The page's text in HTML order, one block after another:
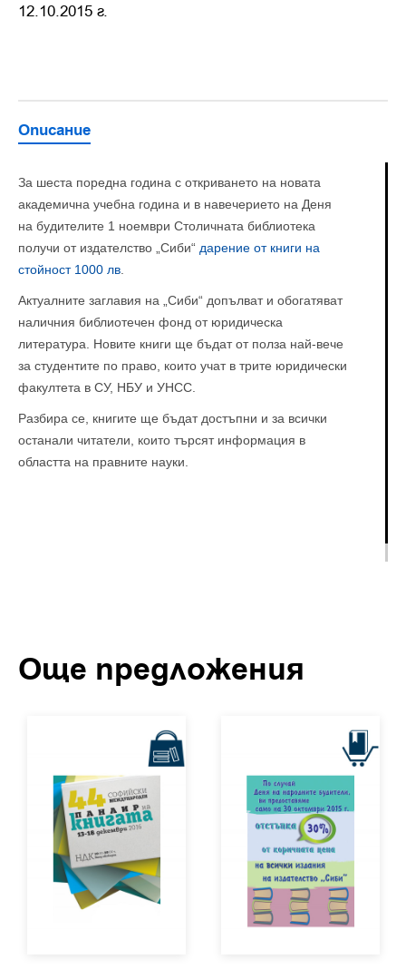
12.10.2015 г.
Описание
За шеста поредна година с откриването на новата
академична учебна година и в навечерието на Деня
на будителите 1 ноември Столичната библиотека
получи от издателство „Сиби“ дарение от книги на
стойност 1000 лв
Актуалните заглавия на „Сиби“ допълват и обогатяват
наличния библиотечен фонд от юридическа
литература. Новите книги ще бъдат от полза най-вече
за студентите по право, които учат в трите юридически
факултета в СУ, НБУ и УНСС.
Разбира се, книгите ще бъдат достъпни и за всички
останали читатели, които търсят информация в
областта на правните науки.
Още предложения